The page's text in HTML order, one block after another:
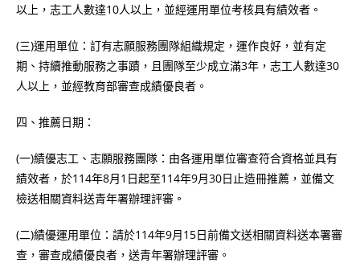
以上，志工人數達10人以上，並經運用單位考核具有績效者。
(三)運用單位：訂有志願服務團隊組織規定，運作良好，並有定
期、持續推動服務之事蹟，且團隊至少成立滿3年，志工人數達30
人以上，並經教育部審查成績優良者。
四、推薦日期：
(一)績優志工、志願服務團隊：由各運用單位審查符合資格並具有
績效者，於114年8月1日起至114年9月30日止造冊推薦，並備文
檢送相關資料送青年署辦理評審。
(二)績優運用單位：請於114年9月15日前備文送相關資料送本署審
查，審查成績優良者，送青年署辦理評審。